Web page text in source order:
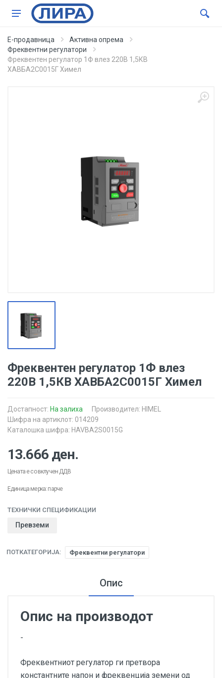
Е-продавница
Активна опрема
Фреквентни регулатори
Фреквентен регулатор 1Ф влез 220В 1,5КВ
ХАВБА2С0015Г Химел
Фреквентен регулатор 1Ф влез
220В 1,5КВ ХАВБА2С0015Г Химел
Достапност: На залиха Производител: HIMEL
Шифра на артиклот: 014209
Каталошка шифра: HAVBA2S0015G
13.666 ден.
Цената е со вклучен ДДВ
Единица мерка: парче
ТЕХНИЧКИ СПЕЦИФИКАЦИИ
Превземи
ПОТКАТЕГОРИЈА: Фреквентни регулатори
Опис
Опис на производот
-
Фреквентниот регулатор ги претвора
константните напон и фреквенција земени од